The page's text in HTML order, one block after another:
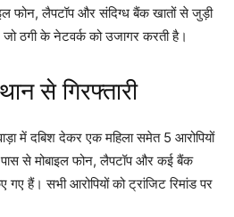
फोन, लैपटॉप और संदिग्ध बैंक खातों से जुड़ी
ठगी के नेटवर्क को उजागर करती है।
से गिरफ्तारी
में दबिश देकर एक महिला समेत 5 आरोपियों
पास से मोबाइल फोन, लैपटॉप और कई बैंक
हैं। सभी आरोपियों को ट्रांजिट रिमांड पर